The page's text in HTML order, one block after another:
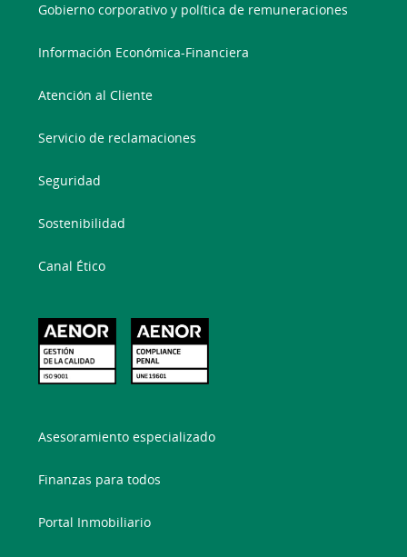
Gobierno corporativo y política de remuneraciones
Información Económica-Financiera
Atención al Cliente
Servicio de reclamaciones
Seguridad
Sostenibilidad
Canal Ético
Asesoramiento especializado
Finanzas para todos
Portal Inmobiliario